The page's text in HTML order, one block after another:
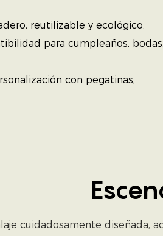
reutilizable y ecológico.
para cumpleaños, bodas,
con pegatinas,
cuidadosamente diseñada,